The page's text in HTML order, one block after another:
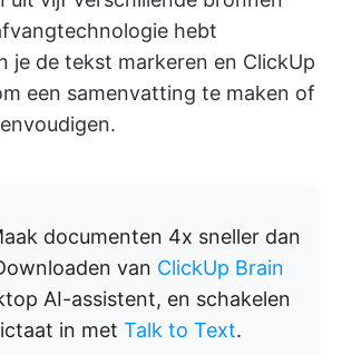
hebt
je de tekst markeren en ClickUp
een samenvatting te maken of
documenten 4x sneller dan
van ClickUp Brain
AI-assistent, en schakelen
in met Talk to Text.